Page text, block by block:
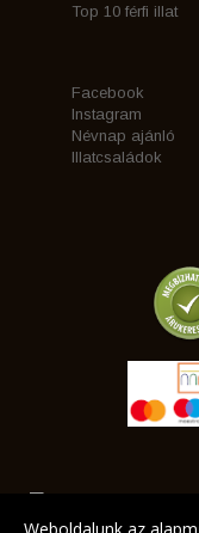
Top 10 férfi illat
Facebook
Instagram
Névnap ajánló
Illatcsaládok